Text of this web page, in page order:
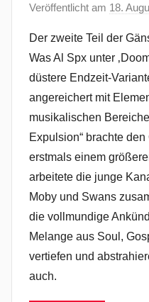
Veröffentlicht am 18.
Der zweite Teil der
Was Al Spx unter
düstere Endzeit-
angereichert mit
musikalischen
Expulsion“ brachte
erstmals einem
arbeitete die junge
Moby und Swans
die vollmundige
Melange aus Soul,
vertiefen und
auch.